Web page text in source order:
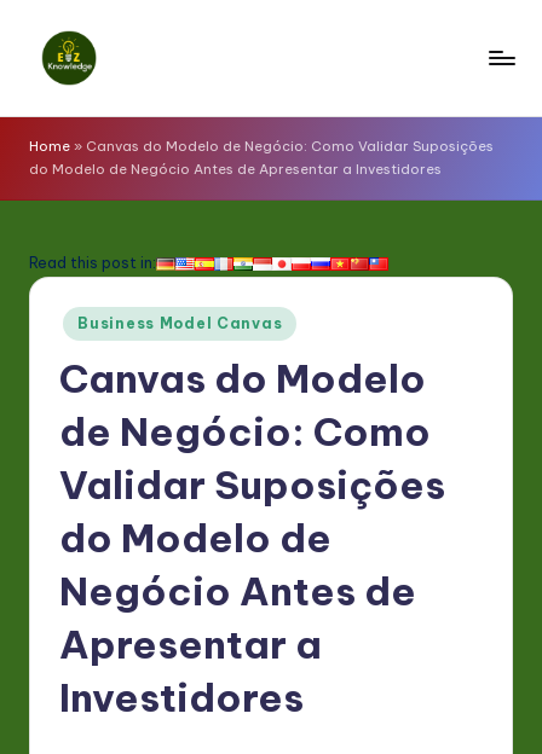
z
K
o
w
Home » Canvas do Modelo de Negócio: Como Validar Suposições
do Modelo de Negócio Antes de Apresentar a Investidores
Read this post in:
Posted
in
Business Model Canvas
Canvas do Modelo
de Negócio: Como
Validar Suposições
do Modelo de
Negócio Antes de
Apresentar a
Investidores